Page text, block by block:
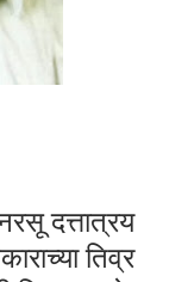
दत्तात्रय
तिव्र